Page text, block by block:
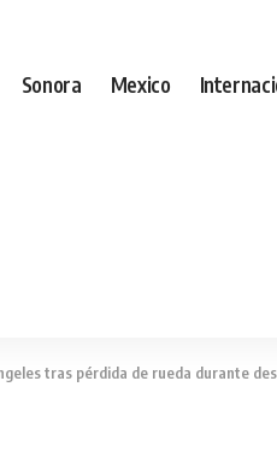
Sonora Mexico
tras pérdida de rueda durante